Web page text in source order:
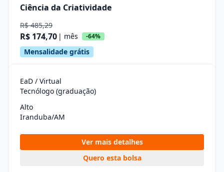
Ciência da Criatividade
R$ 485,29
R$ 174,70 | mês -64%
Mensalidade grátis
EaD / Virtual
Tecnólogo (graduação)
Alto
Iranduba/AM
Ver mais detalhes
Quero esta bolsa